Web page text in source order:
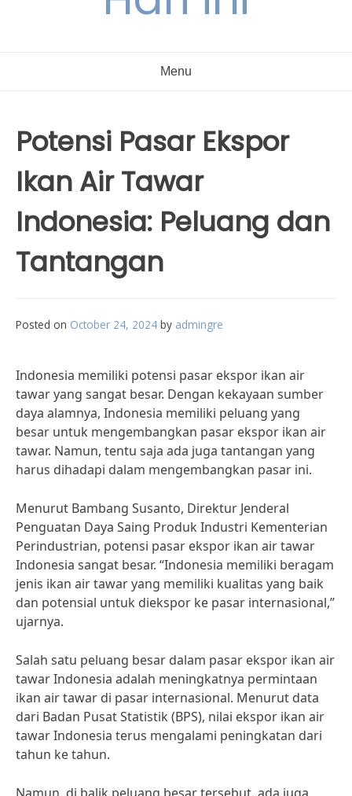
Menu
Potensi Pasar Ekspor
Ikan Air Tawar
Indonesia: Peluang dan
Tantangan
Posted on October 24, 2024 by admingre
Indonesia memiliki potensi pasar ekspor ikan air
tawar yang sangat besar. Dengan kekayaan sumber
daya alamnya, Indonesia memiliki peluang yang
besar untuk mengembangkan pasar ekspor ikan air
tawar. Namun, tentu saja ada juga tantangan yang
harus dihadapi dalam mengembangkan pasar ini.
Menurut Bambang Susanto, Direktur Jenderal
Penguatan Daya Saing Produk Industri Kementerian
Perindustrian, potensi pasar ekspor ikan air tawar
Indonesia sangat besar. “Indonesia memiliki beragam
jenis ikan air tawar yang memiliki kualitas yang baik
dan potensial untuk diekspor ke pasar internasional,”
ujarnya.
Salah satu peluang besar dalam pasar ekspor ikan air
tawar Indonesia adalah meningkatnya permintaan
ikan air tawar di pasar internasional. Menurut data
dari Badan Pusat Statistik (BPS), nilai ekspor ikan air
tawar Indonesia terus mengalami peningkatan dari
tahun ke tahun.